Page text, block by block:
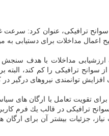
ترافیكی، عنوان كرد:
اعمال مداخلات برای دستیابی به
ارزشیابی مداخلات با هدف
سوانح ترافیكی را كم كند،
توانمندی نیروهای درگیر
تقویت تعامل با ارگان های
سوانح ترافیكی در قالب یك
جزئیات بیشتر آن برای ارگان